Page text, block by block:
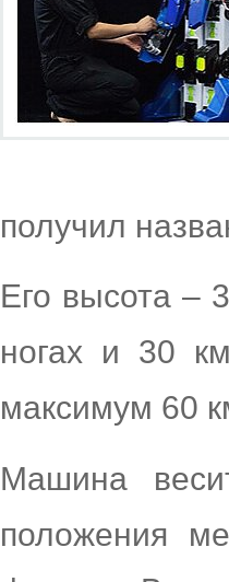
получил
Его высота –
ногах и 30
максимум 60
Машина
положения